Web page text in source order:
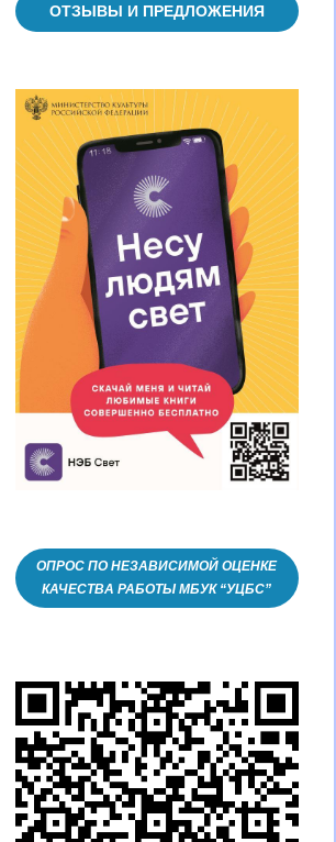
ОТЗЫВЫ И ПРЕДЛОЖЕНИЯ
ОПРОС ПО НЕЗАВИСИМОЙ ОЦЕНКЕ
КАЧЕСТВА РАБОТЫ МБУК “УЦБС”